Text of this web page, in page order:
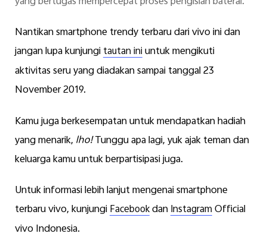
Nantikan smartphone trendy terbaru dari vivo ini dan
jangan lupa kunjungitautan iniuntuk mengikuti
aktivitas seru yang diadakan sampai tanggal 23
November 2019.
Kamu juga berkesempatan untuk mendapatkan hadiah
yang menarik, lho!Tunggu apa lagi, yuk ajak teman dan
keluarga kamu untuk berpartisipasi juga.
Untuk informasi lebih lanjut mengenai smartphone
terbaru vivo, kunjungiFacebookdanInstagramOfficial
vivo Indonesia.